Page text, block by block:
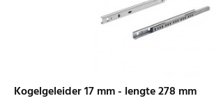
Kogelgeleider 17 mm - lengte 278 mm